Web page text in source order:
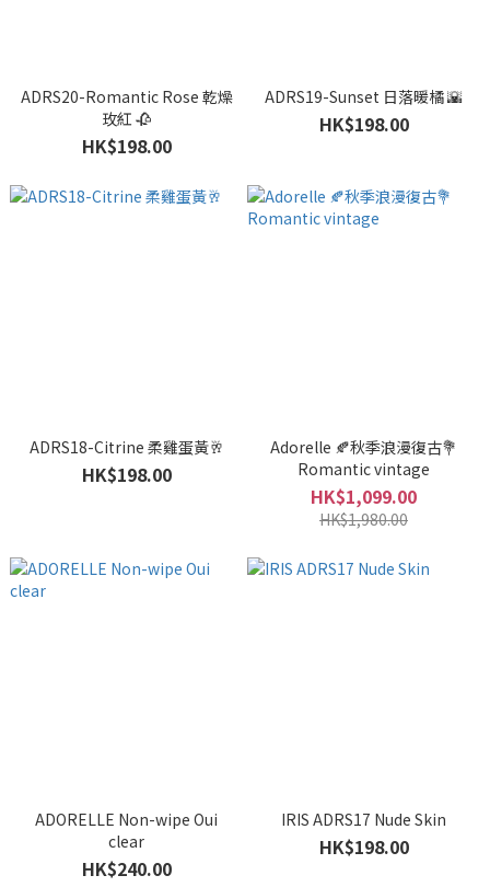
ADRS20-Romantic Rose 乾燥
玫紅 🥀
HK$198.00
ADRS19-Sunset 日落暖橘 🌇
HK$198.00
ADRS18-Citrine 柔雞蛋黃🥂
HK$198.00
Adorelle 🍂秋季浪漫復古💐
Romantic vintage
HK$1,099.00
HK$1,980.00
ADORELLE Non-wipe Oui
clear
HK$240.00
IRIS ADRS17 Nude Skin
HK$198.00